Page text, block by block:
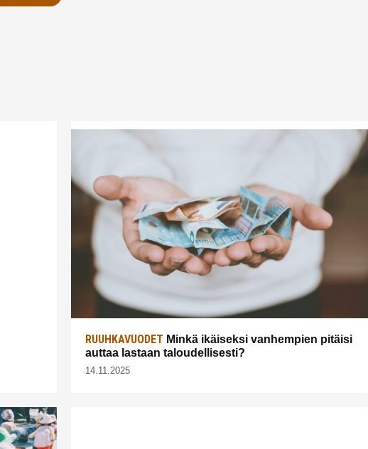
RUUHKAVUODET Minkä ikäiseksi vanhempien pitäisi
auttaa lastaan taloudellisesti?
14.11.2025